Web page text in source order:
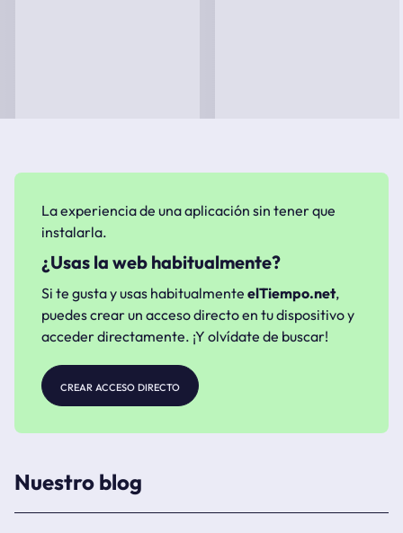
La experiencia de una aplicación sin tener que
instalarla.
¿Usas la web habitualmente?
Si te gusta y usas habitualmente elTiempo.net,
puedes crear un acceso directo en tu dispositivo y
acceder directamente. ¡Y olvídate de buscar!
crear acceso directo
Nuestro blog